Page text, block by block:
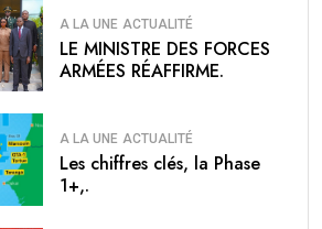
A LA UNE ACTUALITÉ
LE MINISTRE DES FORCES
ARMÉES RÉAFFIRME.
A LA UNE ACTUALITÉ
Les chiffres clés, la Phase
1+,.